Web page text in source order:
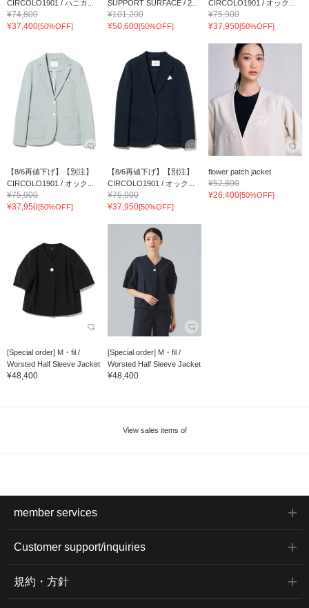
CIRCOLO1901 / ハニカ...
¥74,800
¥37,400[50%OFF]
SUPPORT SURFACE / 2...
¥101,200
¥50,600[50%OFF]
CIRCOLO1901 / オック...
¥75,900
¥37,950[50%OFF]
【8/6再値下げ】【別注】
CIRCOLO1901 / オック...
¥75,900
¥37,950[50%OFF]
【8/6再値下げ】【別注】
CIRCOLO1901 / オック...
¥75,900
¥37,950[50%OFF]
flower patch jacket
¥52,800
¥26,400[50%OFF]
[Special order] M・fil /
Worsted Half Sleeve Jacket
¥48,400
[Special order] M・fil /
Worsted Half Sleeve Jacket
¥48,400
View sales items of
member services
Customer support/inquiries
規約・方針